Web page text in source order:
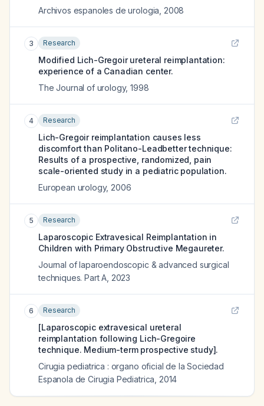
Archivos espanoles de urologia 2008
3 Research
Modified Lich-Gregoir ureteral reimplantation:
experience of a Canadian center.
The Journal of urology,1998
4 Research
Lich-Gregoir reimplantation causes less
discomfort than Politano-Leadbetter technique:
Results of a prospective, randomized, pain
scale-oriented study in a pediatric population.
European urology, 2006
5 Research
Laparoscopic Extravesical Reimplantation in
Children with Primary Obstructive Megaureter.
Journal of laparoendoscopic & advanced surgical
techniques. Part A 2023
6 Research
[Laparoscopic extravesical ureteral
reimplantation following Lich-Gregoire
technique. Medium-term prospective study].
Cirugia pediatrica : organo oficial de la Sociedad
Espanola de Cirugia Pediatrica 2014